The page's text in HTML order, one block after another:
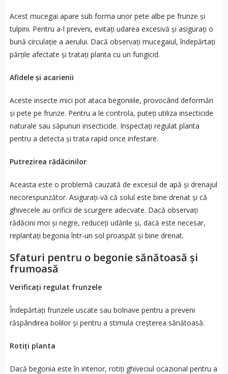
Acest mucegai apare sub forma unor pete albe pe frunze și
tulpini. Pentru a-l preveni, evitați udarea excesivă și asigurați o
bună circulație a aerului. Dacă observați mucegaiul, îndepărtați
părțile afectate și tratați planta cu un fungicid.
Afidele și acarienii
Aceste insecte mici pot ataca begoniiile, provocând deformări
și pete pe frunze. Pentru a le controla, puteți utiliza insecticide
naturale sau săpunuri insecticide. Inspectați regulat planta
pentru a detecta și trata rapid orice infestare.
Putrezirea rădăcinilor
Aceasta este o problemă cauzată de excesul de apă și drenajul
necorespunzător. Asigurați-vă că solul este bine drenat și că
ghivecele au orificii de scurgere adecvate. Dacă observați
rădăcini moi și negre, reduceți udările și, dacă este necesar,
replantați begonia într-un sol proaspăt și bine drenat.
Sfaturi pentru o begonie sănătoasă și
frumoasă
Verificați regulat frunzele
Îndepărtați frunzele uscate sau bolnave pentru a preveni
răspândirea bolilor și pentru a stimula creșterea sănătoasă.
Rotiți planta
Dacă begonia este în interior, rotiți ghiveciul ocazional pentru a